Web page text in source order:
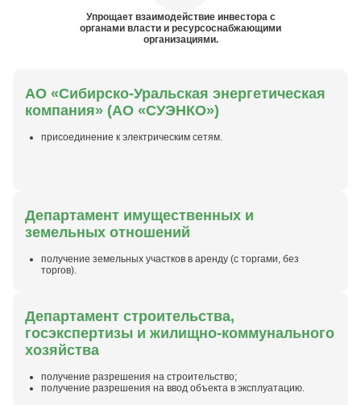
Упрощает взаимодействие инвестора с
органами власти и ресурсоснабжающими
организациями.
АО «Сибирско‑Уральская энергетическая
компания» (АО «СУЭНКО»)
присоединение к электрическим сетям.
Департамент имущественных и
земельных отношений
получение земельных участков в аренду (с торгами, без
торгов).
Департамент строительства,
госэкспертизы и жилищно-коммунального
хозяйства
получение разрешения на строительство;
получение разрешения на ввод объекта в эксплуатацию.